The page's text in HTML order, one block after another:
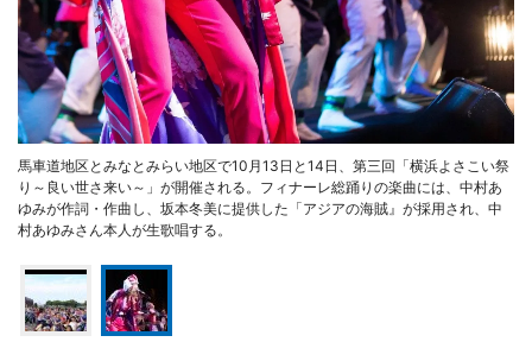
馬車道地区とみなとみらい地区で10月13日と14日、第三回「横浜よさこい祭
り～良い世さ来い～」が開催される。フィナーレ総踊りの楽曲には、中村あ
ゆみが作詞・作曲し、坂本冬美に提供した「アジアの海賊』が採用され、中
村あゆみさん本人が生歌唱する。